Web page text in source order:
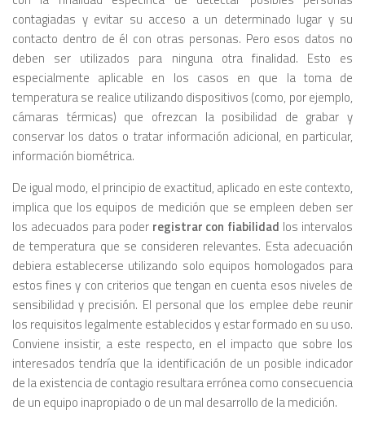
contagiadas y evitar su acceso a un determinado lugar y su
contacto dentro de él con otras personas. Pero esos datos no
deben ser utilizados para ninguna otra finalidad. Esto es
especialmente aplicable en los casos en que la toma de
temperatura se realice utilizando dispositivos (como, por ejemplo,
cámaras térmicas) que ofrezcan la posibilidad de grabar y
conservar los datos o tratar información adicional, en particular,
información biométrica.
De igual modo, el principio de exactitud, aplicado en este contexto,
implica que los equipos de medición que se empleen deben ser
los adecuados para poder registrar con fiabilidad los intervalos
de temperatura que se consideren relevantes. Esta adecuación
debiera establecerse utilizando solo equipos homologados para
estos fines y con criterios que tengan en cuenta esos niveles de
sensibilidad y precisión. El personal que los emplee debe reunir
los requisitos legalmente establecidos y estar formado en su uso.
Conviene insistir, a este respecto, en el impacto que sobre los
interesados tendría que la identificación de un posible indicador
de la existencia de contagio resultara errónea como consecuencia
de un equipo inapropiado o de un mal desarrollo de la medición.